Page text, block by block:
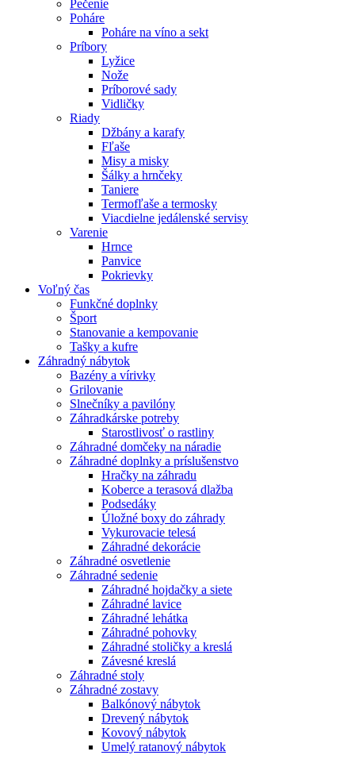
Pečenie
Poháre
Poháre na víno a sekt
Príbory
Lyžice
Nože
Príborové sady
Vidličky
Riady
Džbány a karafy
Fľaše
Misy a misky
Šálky a hrnčeky
Taniere
Termofľaše a termosky
Viacdielne jedálenské servisy
Varenie
Hrnce
Panvice
Pokrievky
Voľný čas
Funkčné doplnky
Šport
Stanovanie a kempovanie
Tašky a kufre
Záhradný nábytok
Bazény a vírivky
Grilovanie
Slnečníky a pavilóny
Záhradkárske potreby
Starostlivosť o rastliny
Záhradné domčeky na náradie
Záhradné doplnky a príslušenstvo
Hračky na záhradu
Koberce a terasová dlažba
Podsedáky
Úložné boxy do záhrady
Vykurovacie telesá
Záhradné dekorácie
Záhradné osvetlenie
Záhradné sedenie
Záhradné hojdačky a siete
Záhradné lavice
Záhradné lehátka
Záhradné pohovky
Záhradné stoličky a kreslá
Závesné kreslá
Záhradné stoly
Záhradné zostavy
Balkónový nábytok
Drevený nábytok
Kovový nábytok
Umelý ratanový nábytok